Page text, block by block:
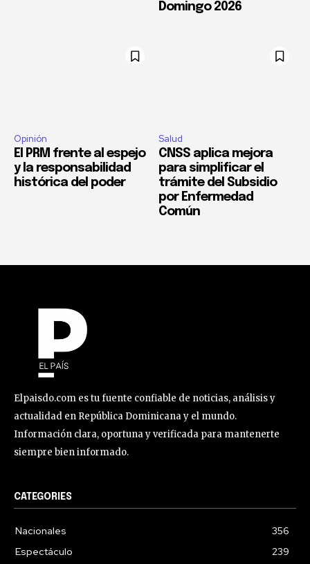
Domingo 2026
Opinión
El PRM frente al espejo
y la responsabilidad
histórica del poder
Salud
CNSS aplica mejora
para simplificar el
trámite del Subsidio
por Enfermedad
Común
Elpaisdo.com es tu fuente confiable de noticias, análisis y
actualidad en República Dominicana y el mundo.
Información clara, oportuna y verificada para mantenerte
siempre bien informado.
CATEGORIES
Nacionales
356
Espectáculo
239